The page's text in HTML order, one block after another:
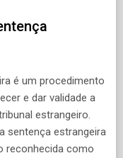
é um procedimento
e dar validade a
estrangeiro.
sentença estrangeira
reconhecida como